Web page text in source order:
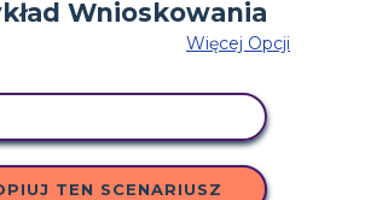
Więcej Opcji
TEN SCENARIUSZ